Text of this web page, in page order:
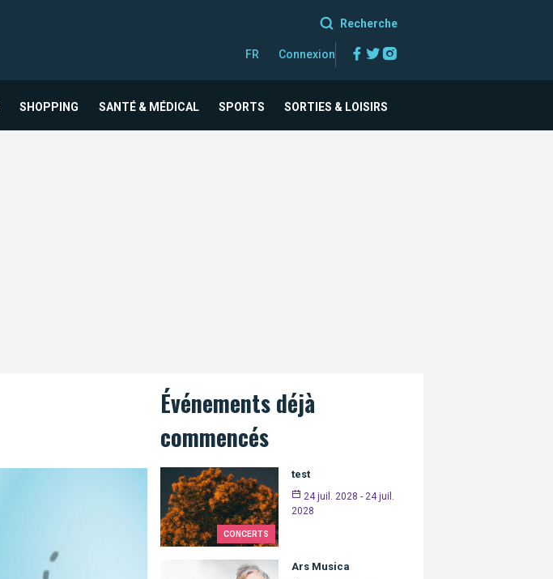
Recherche
FR Connexion Facebook
Twitter
SHOPPING SANTÉ & MÉDICAL SPORTS SORTIES & LOISIRS
Événements déjà
commencés
CONCERTS
test
24 juil. 2028 - 24 juil.
2028
Ars Musica